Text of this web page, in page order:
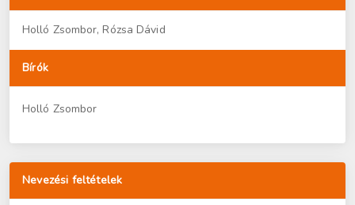
Holló Zsombor, Rózsa Dávid
Bírók
Holló Zsombor
Nevezési feltételek